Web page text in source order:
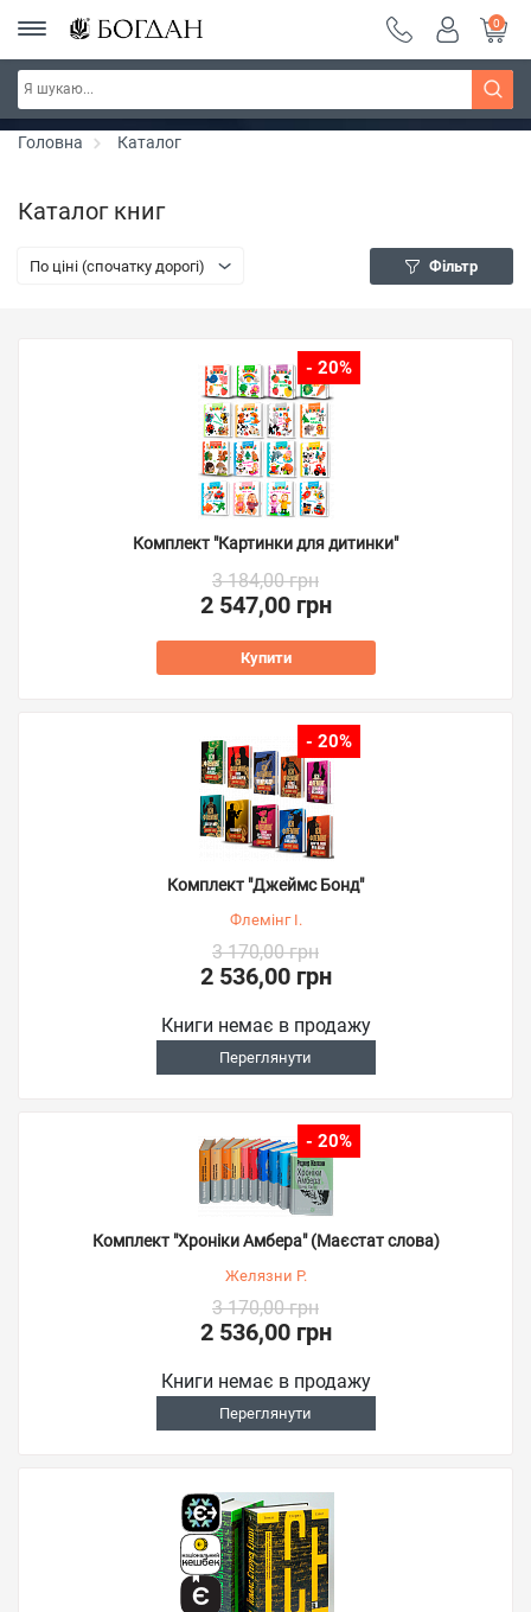
РОЗПРОДАЖ ~ 150 грн ~ 200 грн ~ 250 грн ~
300 грн ~ РОЗПРОДАЖ
Дізнатись більше
0
Головна Каталог
Каталог книг
По ціні (спочатку дорогі) Фільтр
- 20%
Комплект "Картинки для дитинки"
3 184,00 грн
2 547,00 грн
Купити
- 20%
Комплект "Джеймс Бонд"
Флемінг І.
3 170,00 грн
2 536,00 грн
Книги немає в продажу
Переглянути
- 20%
Комплект "Хроніки Амбера" (Маєстат слова)
Желязни Р.
3 170,00 грн
2 536,00 грн
Книги немає в продажу
Переглянути